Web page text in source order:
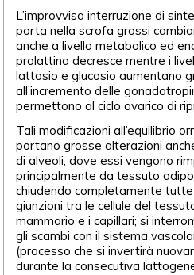
L’improvvisa interruzione di
porta nella scrofa grossi
anche a livello metabolico ed
prolattina decresce mentre i
lattosio e glucosio aumentano
all’incremento delle
permettono al ciclo ovarico di
Tali modificazioni all’equilibrio
portano grosse alterazioni
di alveoli, dove essi vengono
principalmente da tessuto
chiudendo completamente
giunzioni tra le cellule del
mammario e i capillari; si
gli scambi con il sistema
(processo che si invertirà
durante la consecutiva